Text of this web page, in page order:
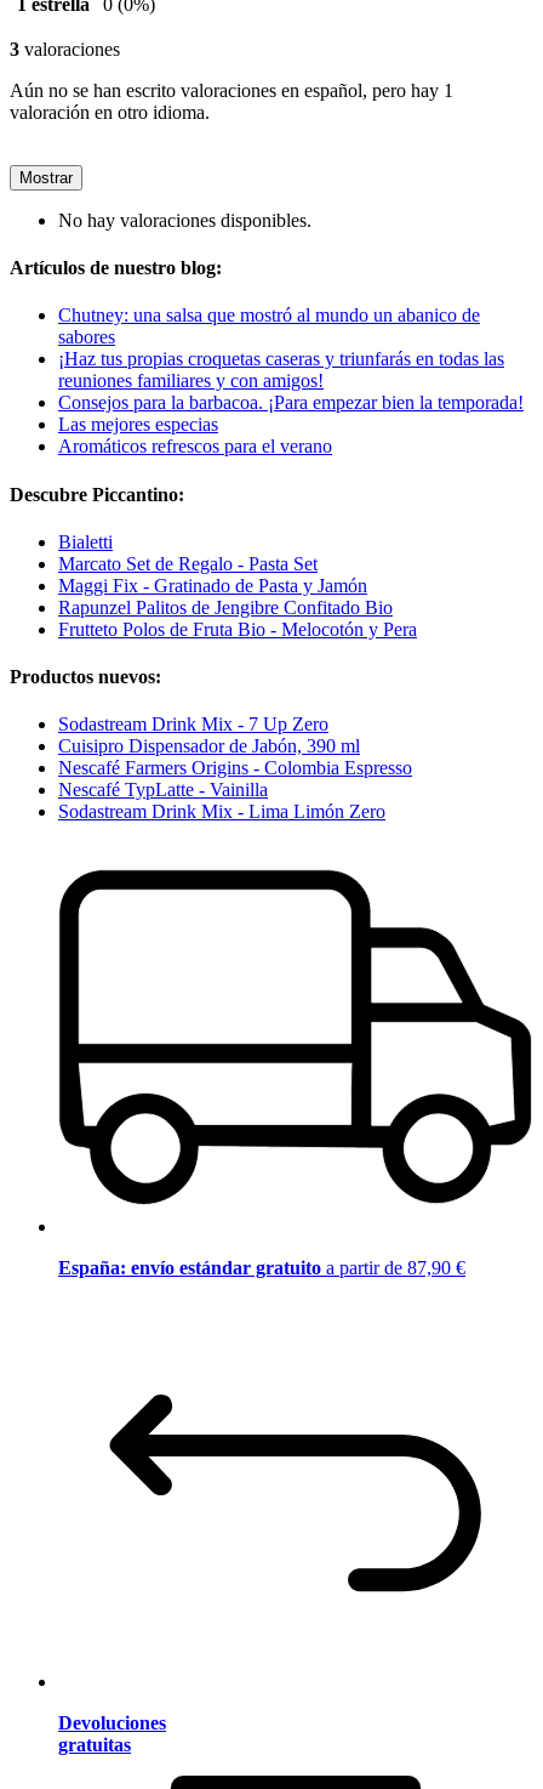
3 valoraciones
Aún no se han escrito valoraciones en español, pero hay 1
valoración en otro idioma.
Mostrar
No hay valoraciones disponibles.
Artículos de nuestro blog:
Chutney: una salsa que mostró al mundo un abanico de
sabores
¡Haz tus propias croquetas caseras y triunfarás en todas las
reuniones familiares y con amigos!
Consejos para la barbacoa. ¡Para empezar bien la temporada!
Las mejores especias
Aromáticos refrescos para el verano
Descubre Piccantino:
Bialetti
Marcato Set de Regalo - Pasta Set
Maggi Fix - Gratinado de Pasta y Jamón
Rapunzel Palitos de Jengibre Confitado Bio
Frutteto Polos de Fruta Bio - Melocotón y Pera
Productos nuevos:
Sodastream Drink Mix - 7 Up Zero
Cuisipro Dispensador de Jabón, 390 ml
Nescafé Farmers Origins - Colombia Espresso
Nescafé TypLatte - Vainilla
Sodastream Drink Mix - Lima Limón Zero
España: envío estándar gratuito a partir de 87,90 €
Devoluciones
gratuitas